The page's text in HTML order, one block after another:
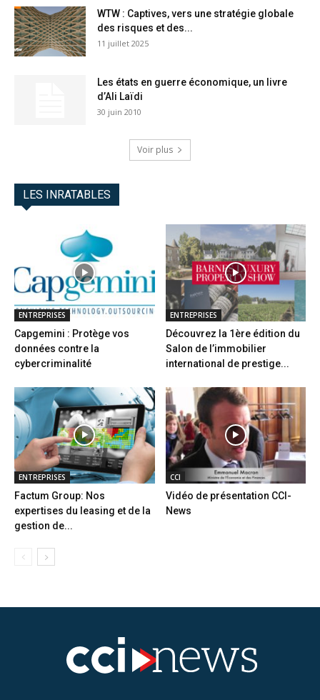
WTW : Captives, vers une stratégie globale
des risques et des...
11 juillet 2025
Les états en guerre économique, un livre
d’Ali Laïdi
30 juin 2010
Voir plus
LES INRATABLES
ENTREPRISES
Capgemini : Protège vos
données contre la
cybercriminalité
ENTREPRISES
Découvrez la 1ère édition du
Salon de l’immobilier
international de prestige...
ENTREPRISES
Factum Group: Nos
expertises du leasing et de la
gestion de...
CCI
Vidéo de présentation CCI-
News